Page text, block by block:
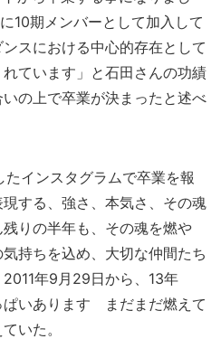
10期メンバーとして加入して
スにおける中心的存在として
ています」と石田さんの功績
の上で卒業が決まったと述べ
インスタグラムで卒業を報
する、強さ、本気さ、その魂
りの半年も、その魂を燃や
持ちを込め、大切な仲間たち
年9月29日から、13年
ぱいあります まだまだ燃えて
いた。